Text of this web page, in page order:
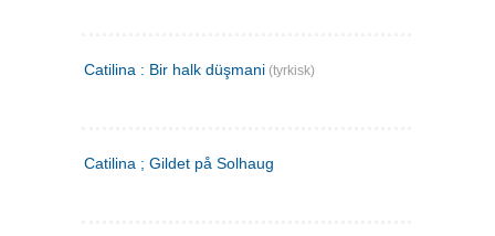
Catilina : Bir halk düşmani (tyrkisk)
Catilina ; Gildet på Solhaug